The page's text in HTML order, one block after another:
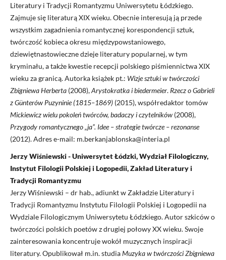
Literatury i Tradycji Romantyzmu Uniwersytetu Łódzkiego.
Zajmuje się literaturą XIX wieku. Obecnie interesują ją przede
wszystkim zagadnienia romantycznej korespondencji sztuk,
twórczość kobieca okresu międzypowstaniowego,
dziewiętnastowieczne dzieje literatury popularnej, w tym
kryminału, a także kwestie recepcji polskiego piśmiennictwa XIX
wieku za granicą. Autorka książek pt.: Wizje sztuki w twórczości
Zbigniewa Herberta (2008),Arystokratka i biedermeier. Rzecz o Gabrieli
z Günterów Puzyninie (1815–1869) (2015), współredaktor tomów
Mickiewicz wielu pokoleń twórców, badaczy i czytelników (2008),
Przygody romantycznego „ja”. Idee – strategie twórcze – rezonanse
(2012). Adres e-mail: m.berkanjablonska@interia.pl
Jerzy Wiśniewski - Uniwersytet Łódzki, Wydział Filologiczny,
Instytut Filologii Polskiej i Logopedii, Zakład Literatury i
Tradycji Romantyzmu
Jerzy Wiśniewski – dr hab., adiunkt w Zakładzie Literatury i
Tradycji Romantyzmu Instytutu Filologii Polskiej i Logopedii na
Wydziale Filologicznym Uniwersytetu Łódzkiego. Autor szkiców o
twórczości polskich poetów z drugiej połowy XX wieku. Swoje
zainteresowania koncentruje wokół muzycznych inspiracji
literatury. Opublikował m.in. studiaMuzyka w twórczości Zbigniewa